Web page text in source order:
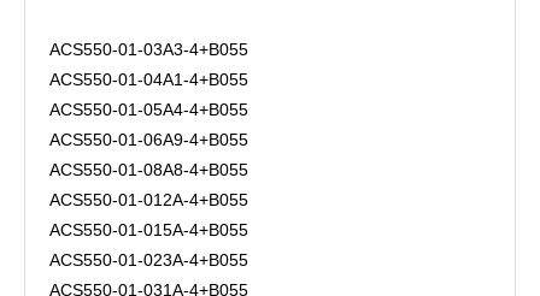
ACS550-01-03A3-4+B055
ACS550-01-04A1-4+B055
ACS550-01-05A4-4+B055
ACS550-01-06A9-4+B055
ACS550-01-08A8-4+B055
ACS550-01-012A-4+B055
ACS550-01-015A-4+B055
ACS550-01-023A-4+B055
ACS550-01-031A-4+B055